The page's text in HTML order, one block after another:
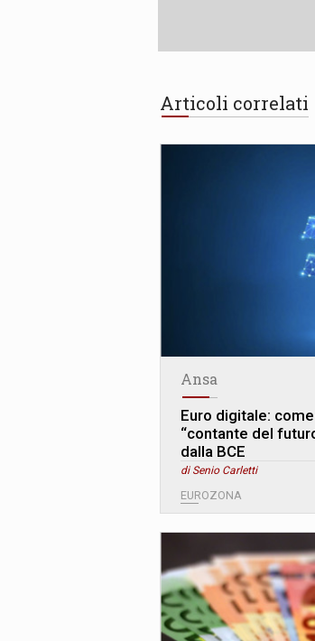
Articoli correlati
Ansa
Euro digitale:
“contante del
dalla BCE
di Senio Carletti
EUROZONA